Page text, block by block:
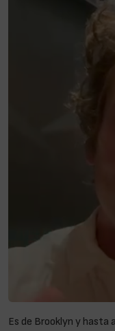
Es de Brooklyn y hasta